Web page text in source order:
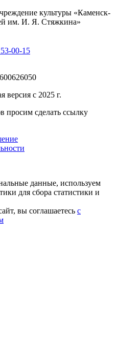
культуры «Каменск-
им. И. Я. Стяжкина»
00-15
версия с 2025 г.
просим сделать ссылку
данные, используем
для сбора статистики и
вы соглашаетесь с